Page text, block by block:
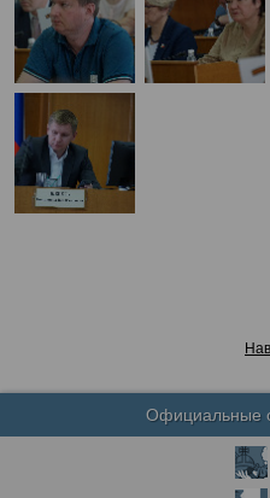
Официальные